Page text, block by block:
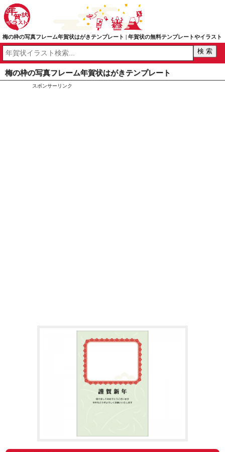
梅の枠の写真フレーム年賀状はがきテンプレート | 年賀状の無料テンプレートやイラスト
梅の枠の写真フレーム年賀状はがきテンプレート
スポンサーリンク